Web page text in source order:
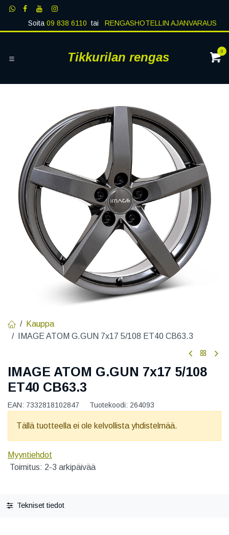
Siirry sisältöön
Soita09 838 6110 tai RENGASHOTELLIN AJANVARAUS
Tikkurilan rengas 0
Kauppa
IMAGE ATOM G.GUN 7x17 5/108 ET40 CB63.3
IMAGE ATOM G.GUN 7x17 5/108
ET40 CB63.3
EAN: 7332818102847 Tuotekoodi: 264093
Tällä tuotteella ei ole kelvollista yhdistelmää.
Myyntiehdot
Toimitus: 2-3 arkipäivää
Tekniset tiedot